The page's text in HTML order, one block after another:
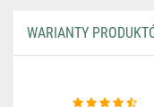
WARIANTY